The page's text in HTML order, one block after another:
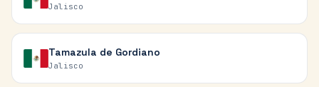
Jalisco
Tamazula de Gordiano
Jalisco